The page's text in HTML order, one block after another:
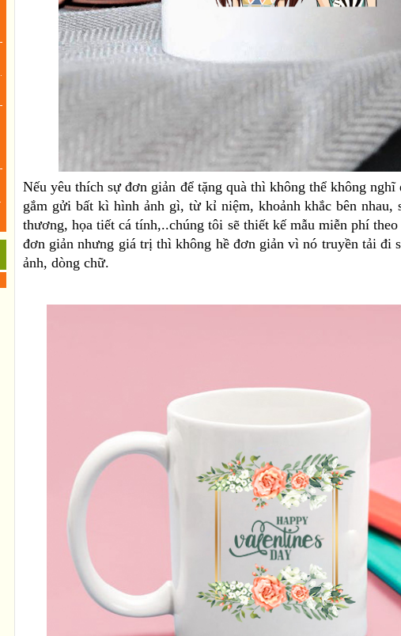
Nếu yêu thích sự đơn giản để tặng quà thì không thể không
gắm gửi bất kì hình ảnh gì, từ kỉ niệm, khoảnh khắc bên nhau,
thương, họa tiết cá tính,..chúng tôi sẽ thiết kế mẫu miễn phí
đơn giản nhưng giá trị thì không hề đơn giản vì nó truyền tải đi
ảnh, dòng chữ.